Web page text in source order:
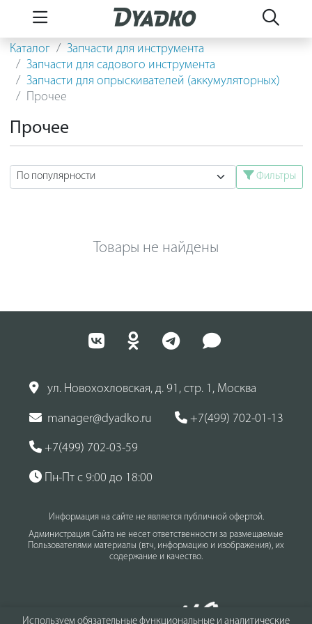
Каталог
Запчасти для инструмента
Запчасти для садового инструмента
Запчасти для опрыскивателей (аккумуляторных)
Прочее
Прочее
Фильтры
Товары не найдены
Используем обязательные функциональные и аналитические
ул. Новохохловская, д. 91, стр. 1, Москва
manager@dyadko.ru +7(499) 702-01-13
+7(499) 702-03-59
Пн-Пт с 9:00 до 18:00
Информация на сайте не является публичной офертой.
Администрация Сайта не несет ответственности за размещаемые
Пользователями материалы (втч, информацию и изображения), их
содержание и качество.